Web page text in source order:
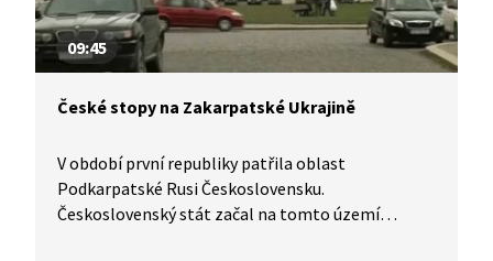
09:45
České stopy na Zakarpatské Ukrajině
V období první republiky patřila oblast
Podkarpatské Rusi Československu.
Československý stát začal na tomto území